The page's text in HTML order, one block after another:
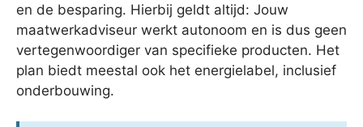
en de besparing. Hierbij geldt altijd: Jouw
maatwerkadviseur werkt autonoom en is dus geen
vertegenwoordiger van specifieke producten. Het
plan biedt meestal ook het energielabel, inclusief
onderbouwing.